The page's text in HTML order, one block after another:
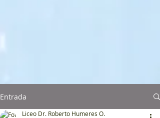
Entrada
Liceo Dr. Roberto Humeres O.